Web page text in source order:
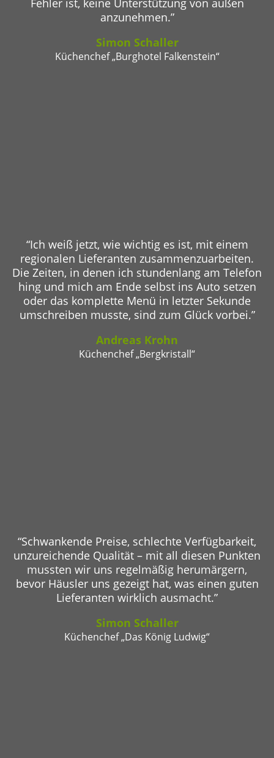
anzunehmen.”
Simon Schaller
Küchenchef „Burghotel Falkenstein“
“Ich weiß jetzt, wie wichtig es ist, mit einem
regionalen Lieferanten zusammenzuarbeiten.
Die Zeiten, in denen ich stundenlang am Telefon
hing und mich am Ende selbst ins Auto setzen
oder das komplette Menü in letzter Sekunde
umschreiben musste, sind zum Glück vorbei.”
Andreas Krohn
Küchenchef „Bergkristall“
“Schwankende Preise, schlechte Verfügbarkeit,
unzureichende Qualität – mit all diesen Punkten
mussten wir uns regelmäßig herumärgern,
bevor Häusler uns gezeigt hat, was einen guten
Lieferanten wirklich ausmacht.”
Simon Schaller
Küchenchef „Das König Ludwig“